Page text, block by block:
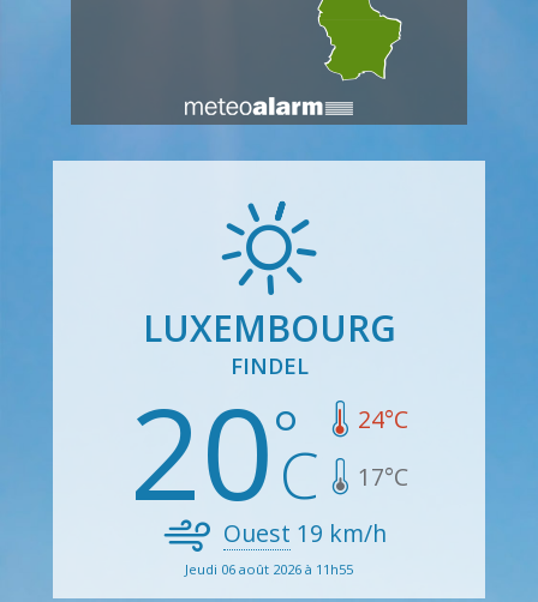
LUXEMBOURG
FINDEL
20 24°C
17°C
Ouest 19 km/h
Jeudi 06 août 2026 à 11h55